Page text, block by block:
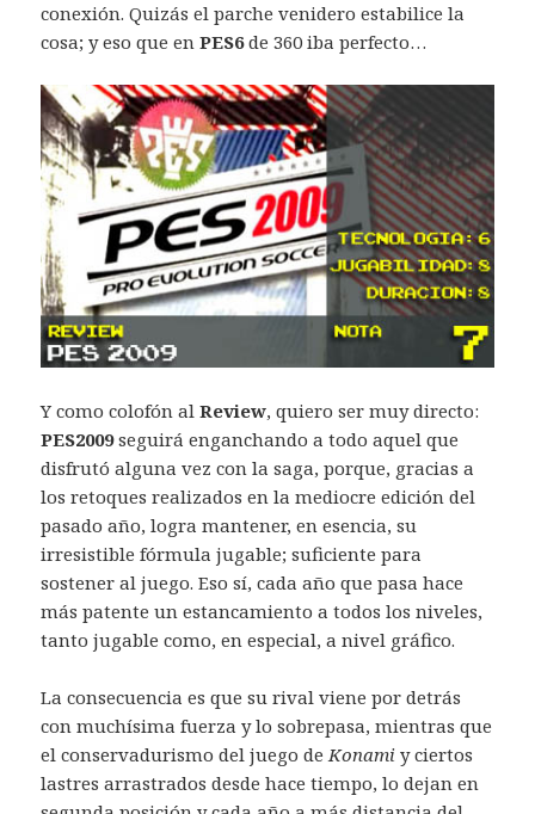
conexión. Quizás el parche venidero estabilice la
cosa; y eso que enPES6de 360 iba perfecto…
Y como colofón alReview, quiero ser muy directo:
PES2009seguirá enganchando a todo aquel que
disfrutó alguna vez con la saga, porque, gracias a
los retoques realizados en la mediocre edición del
pasado año, logra mantener, en esencia, su
irresistible fórmula jugable; suficiente para
sostener al juego. Eso sí, cada año que pasa hace
más patente un estancamiento a todos los niveles,
tanto jugable como, en especial, a nivel gráfico.
La consecuencia es que su rival viene por detrás
con muchísima fuerza y lo sobrepasa, mientras que
el conservadurismo del juego de Konami y ciertos
lastres arrastrados desde hace tiempo, lo dejan en